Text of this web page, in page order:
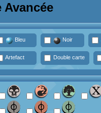
Avancée
Bleu Noir
Artefact Double carte